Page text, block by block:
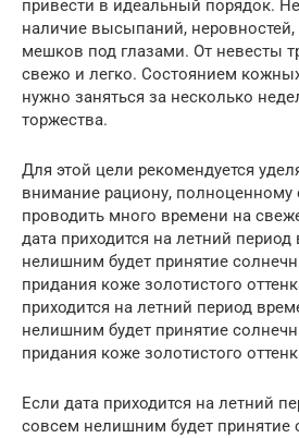
привести в идеальный порядок. Не
наличие высыпаний, неровностей,
мешков под глазами. От невесты
свежо и легко. Состоянием
нужно заняться за несколько
торжества.
Для этой цели рекомендуется
внимание рациону, полноценному
проводить много времени на
дата приходится на летний
нелишним будет принятие
придания коже золотистого
приходится на летний период
нелишним будет принятие
придания коже золотистого
Если дата приходится на летний
совсем нелишним будет принятие